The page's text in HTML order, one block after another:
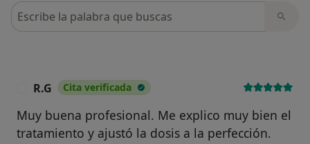
Busca en opiniones
R.G Cita verificada
Muy buena profesional. Me explico muy bien el
tratamiento y ajustó la dosis a la perfección.